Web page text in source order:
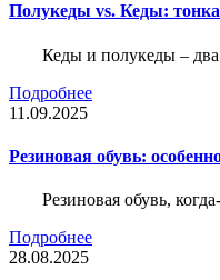
Полукеды vs. Кеды:
Кеды и полукеды – два
Подробнее
11.09.2025
Резиновая обувь:
Резиновая обувь,
Подробнее
28.08.2025